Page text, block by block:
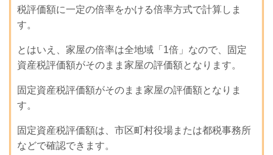
税評価額に一定の倍率をかける倍率方式で計算しま
す。
とはいえ、家屋の倍率は全地域「1倍」なので、固定
資産税評価額がそのまま家屋の評価額となります。
固定資産税評価額がそのまま家屋の評価額となりま
す。
固定資産税評価額は、市区町村役場または都税事務所
などで確認できます。